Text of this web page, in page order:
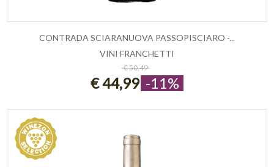
ESAURITO
CONTRADA SCIARANUOVA PASSOPISCIARO -...
VINI FRANCHETTI
€ 50,49
€ 44,99 -11%